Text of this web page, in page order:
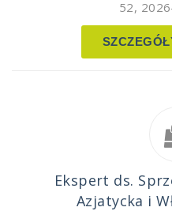
52,
Ekspert ds.
Azjatycka i